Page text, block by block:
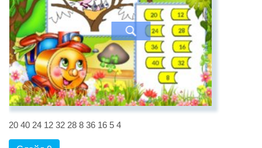
20 40 24 12 32 28 8 36 16 5 4